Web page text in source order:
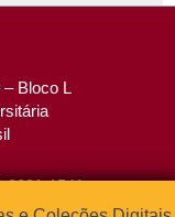
– Bloco L
3091-1541